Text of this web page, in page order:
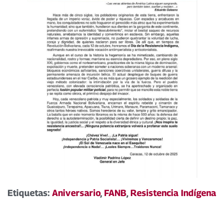
Etiquetas: Aniversario, FANB, Resistencia Indígena